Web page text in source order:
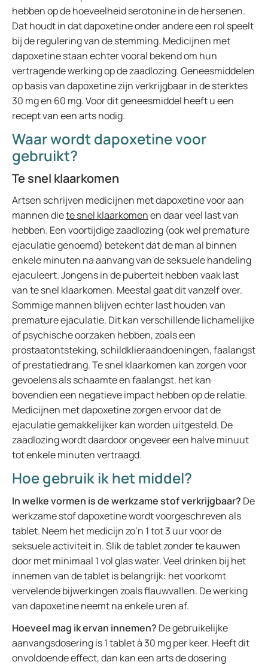
hebben op de hoeveelheid serotonine in de hersenen.
Dat houdt in dat dapoxetine onder andere een rol speelt
bij de regulering van de stemming. Medicijnen met
dapoxetine staan echter vooral bekend om hun
vertragende werking op de zaadlozing. Geneesmiddelen
op basis van dapoxetine zijn verkrijgbaar in de sterktes
30 mg en 60 mg. Voor dit geneesmiddel heeft u een
recept van een arts nodig.
Waar wordt dapoxetine voor
gebruikt?
Te snel klaarkomen
Artsen schrijven medicijnen met dapoxetine voor aan
mannen diete snel klaarkomenen daar veel last van
hebben. Een voortijdige zaadlozing (ook wel premature
ejaculatie genoemd) betekent dat de man al binnen
enkele minuten na aanvang van de seksuele handeling
ejaculeert. Jongens in de puberteit hebben vaak last
van te snel klaarkomen. Meestal gaat dit vanzelf over.
Sommige mannen blijven echter last houden van
premature ejaculatie. Dit kan verschillende lichamelijke
of psychische oorzaken hebben, zoals een
prostaatontsteking, schildklieraandoeningen, faalangst
of prestatiedrang. Te snel klaarkomen kan zorgen voor
gevoelens als schaamte en faalangst. het kan
bovendien een negatieve impact hebben op de relatie.
Medicijnen met dapoxetine zorgen ervoor dat de
ejaculatie gemakkelijker kan worden uitgesteld. De
zaadlozing wordt daardoor ongeveer een halve minuut
tot enkele minuten vertraagd.
Hoe gebruik ik het middel?
In welke vormen is de werkzame stof verkrijgbaar? De
werkzame stof dapoxetine wordt voorgeschreven als
tablet. Neem het medicijn zo’n 1 tot 3 uur voor de
seksuele activiteit in. Slik de tablet zonder te kauwen
door met minimaal 1 vol glas water. Veel drinken bij het
innemen van de tablet is belangrijk: het voorkomt
vervelende bijwerkingen zoals flauwvallen. De werking
van dapoxetine neemt na enkele uren af.
Hoeveel mag ik ervan innemen? De gebruikelijke
aanvangsdosering is 1 tablet à 30 mg per keer. Heeft dit
onvoldoende effect, dan kan een arts de dosering